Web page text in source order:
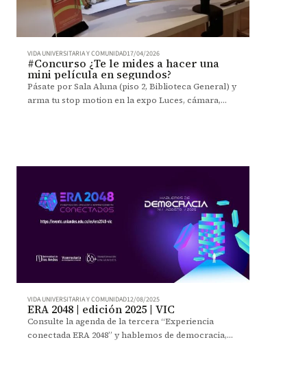
VIDA UNIVERSITARIA Y COMUNIDAD17/04/2026
#Concurso ¿Te le mides a hacer una
mini película en segundos?
Pásate por Sala Aluna (piso 2, Biblioteca General) y
arma tu stop motion en la expo Luces, cámara,
VIDA UNIVERSITARIA Y COMUNIDAD12/08/2025
ERA 2048 | edición 2025 | VIC
Consulte la agenda de la tercera “Experiencia
conectada ERA 2048” y hablemos de democracia,